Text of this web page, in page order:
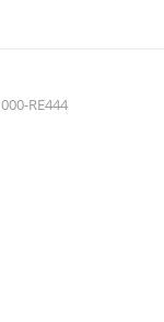
000-RE444